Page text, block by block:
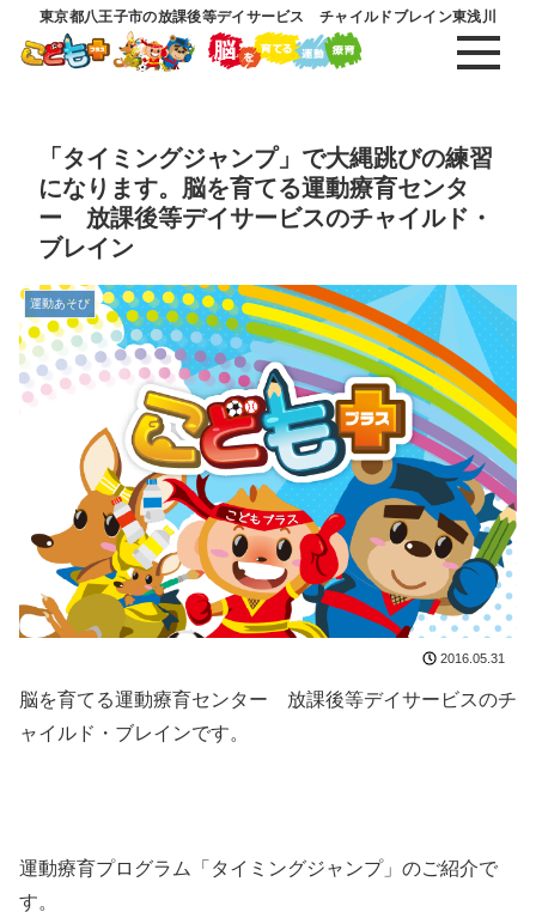
東京都八王子市の放課後等デイサービス チャイルドブレイン東浅川
「タイミングジャンプ」で大縄跳びの練習
になります。脳を育てる運動療育センタ
ー 放課後等デイサービスのチャイルド・
ブレイン
運動あそび
2016.05.31
脳を育てる運動療育センター 放課後等デイサービスのチ
ャイルド・ブレインです。
運動療育プログラム「タイミングジャンプ」のご紹介で
す。